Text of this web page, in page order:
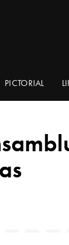
PICTORIAL